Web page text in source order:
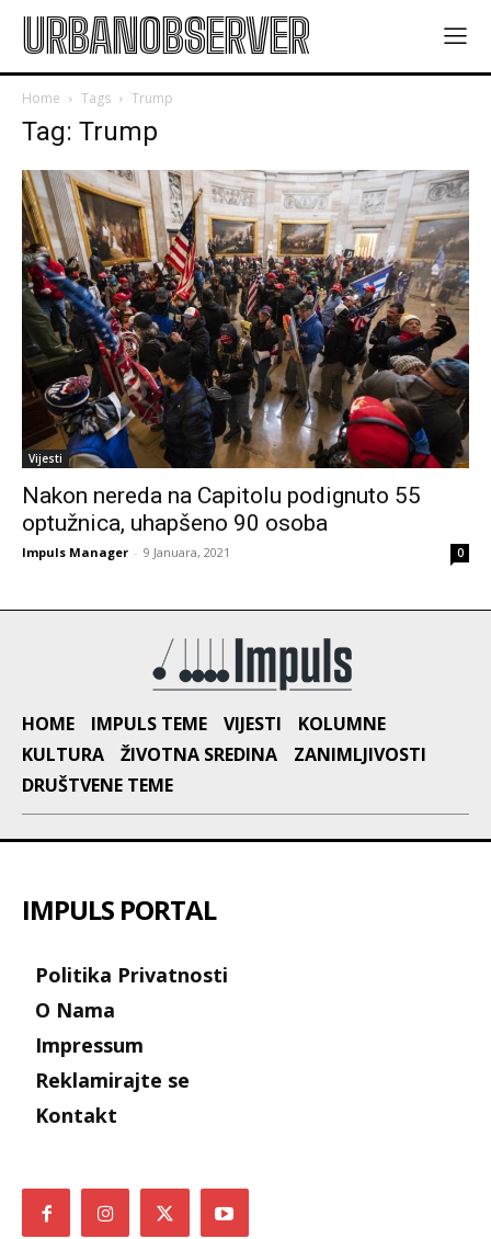
URBANOBSERVER
Home Tags Trump
Tag: Trump
Vijesti
Nakon nereda na Capitolu podignuto 55
optužnica, uhapšeno 90 osoba
Impuls Manager - 9 Januara, 2021 0
HOME IMPULS TEME VIJESTI
KOLUMNE
KULTURA
ŽIVOTNA SREDINA
ZANIMLJIVOSTI
DRUŠTVENE TEME
IMPULS PORTAL
Politika Privatnosti
O Nama
Impressum
Reklamirajte se
Kontakt